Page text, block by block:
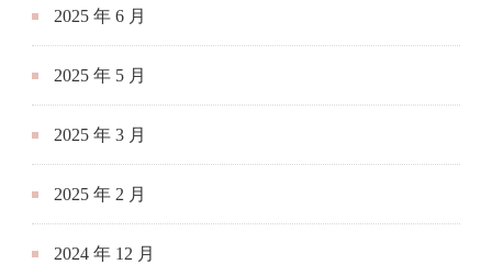
2025 年 6 月
2025 年 5 月
2025 年 3 月
2025 年 2 月
2024 年 12 月